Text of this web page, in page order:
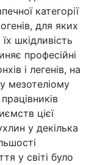
категорії
для яких
шкідливість
професійні
і легенів, на
мезотеліому
цієї
у декілька
у світі було